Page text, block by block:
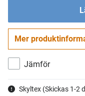
Mer
Jämför
Skyltex (Skickas 1-2